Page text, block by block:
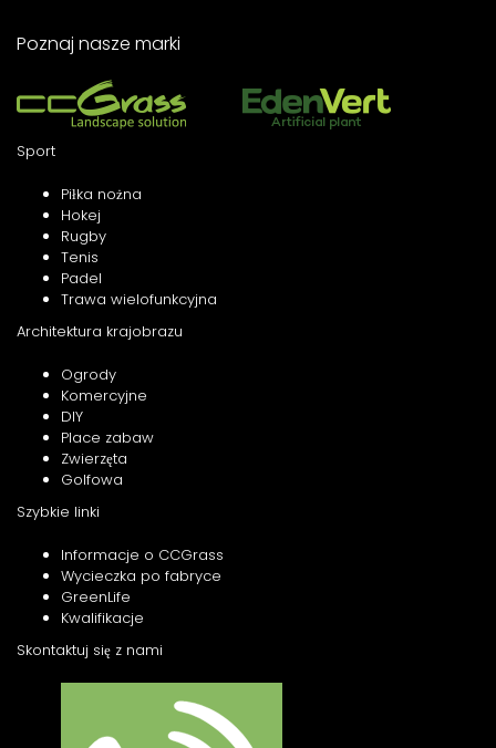
Poznaj nasze marki
Sport
Piłka nożna
Hokej
Rugby
Tenis
Padel
Trawa wielofunkcyjna
Architektura krajobrazu
Ogrody
Komercyjne
DIY
Place zabaw
Zwierzęta
Golfowa
Szybkie linki
Informacje o CCGrass
Wycieczka po fabryce
GreenLife
Kwalifikacje
Skontaktuj się z nami